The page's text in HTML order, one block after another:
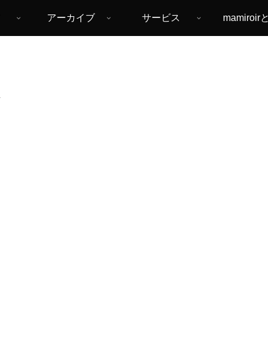
アーカイブ サービス mamiroir